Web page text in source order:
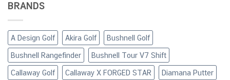
BRANDS
A Design Golf Akira Golf
Bushnell Golf
Bushnell Rangefinder
Bushnell Tour V7 Shift
Callaway Golf
Callaway X FORGED STAR
Diamana Putter